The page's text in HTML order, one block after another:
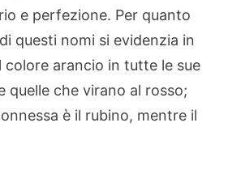
e perfezione. Per quanto
questi nomi si evidenzia in
arancio in tutte le sue
quelle che virano al rosso;
è il rubino, mentre il